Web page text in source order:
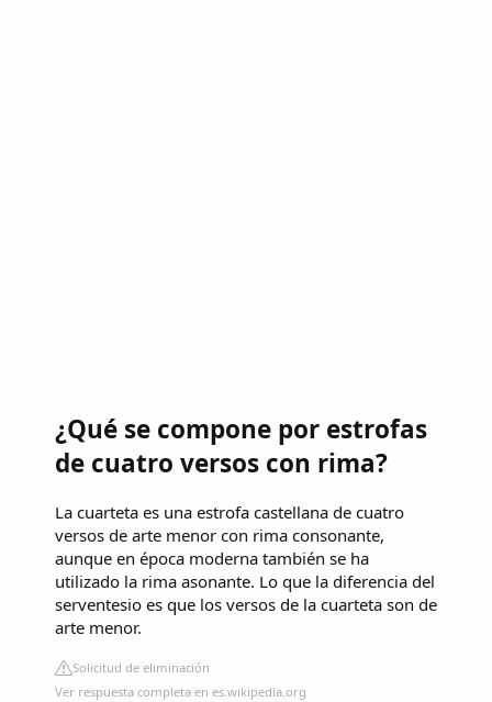
¿Qué se compone por estrofas
de cuatro versos con rima?
La cuarteta es una estrofa castellana​ de cuatro
versos de arte menor con rima consonante,
aunque en época moderna también se ha
utilizado la rima asonante. Lo que la diferencia del
serventesio es que los versos de la cuarteta son de
arte menor.
Solicitud de eliminación
Ver respuesta completa en es.wikipedia.org